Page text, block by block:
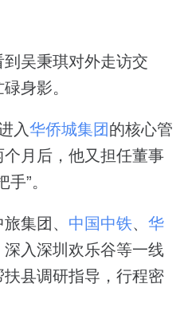
吴秉琪对外走访交
身影。
入华侨城集团的核心管
月后，他又担任董事
”。
集团、 中国中铁、 华
入深圳欢乐谷等一线
县调研指导，行程密